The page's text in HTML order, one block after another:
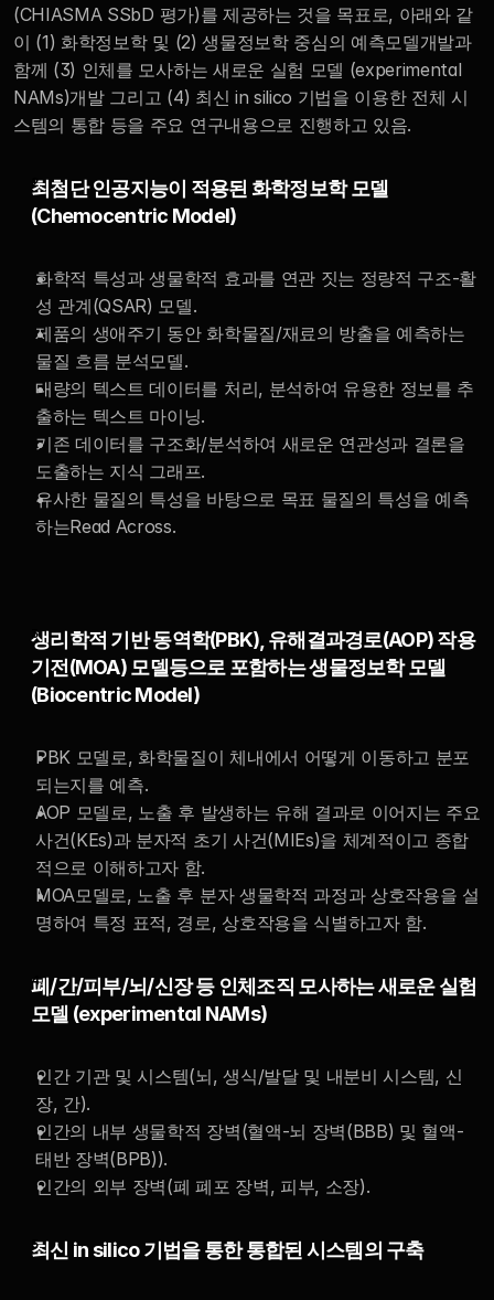
(CHIASMA SSbD 평가)를 제공하는 것을 목표로, 아래와 같
이 (1) 화학정보학 및 (2) 생물정보학 중심의 예측모델개발과
함께 (3) 인체를 모사하는 새로운 실험 모델 (experimental
NAMs)개발 그리고 (4) 최신 in silico 기법을 이용한 전체 시
스템의 통합 등을 주요 연구내용으로 진행하고 있음.
최첨단 인공지능이 적용된 화학정보학 모델
(Chemocentric Model)
화학적 특성과 생물학적 효과를 연관 짓는 정량적 구조-활
성 관계(QSAR) 모델.
제품의 생애주기 동안 화학물질/재료의 방출을 예측하는
물질 흐름 분석모델.
대량의 텍스트 데이터를 처리, 분석하여 유용한 정보를 추
출하는 텍스트 마이닝.
기존 데이터를 구조화/분석하여 새로운 연관성과 결론을
도출하는 지식 그래프.
유사한 물질의 특성을 바탕으로 목표 물질의 특성을 예측
하는Read Across.
생리학적 기반 동역학(PBK), 유해결과경로(AOP) 작용
기전(MOA) 모델등으로 포함하는 생물정보학 모델
(Biocentric Model)
PBK 모델로, 화학물질이 체내에서 어떻게 이동하고 분포
되는지를 예측.
AOP 모델로, 노출 후 발생하는 유해 결과로 이어지는 주요
사건(KEs)과 분자적 초기 사건(MIEs)을 체계적이고 종합
적으로 이해하고자 함.
MOA모델로, 노출 후 분자 생물학적 과정과 상호작용을 설
명하여 특정 표적, 경로, 상호작용을 식별하고자 함.
폐/간/피부/뇌/신장 등 인체조직 모사하는 새로운 실험
모델 (experimental NAMs)
인간 기관 및 시스템(뇌, 생식/발달 및 내분비 시스템, 신
장, 간).
인간의 내부 생물학적 장벽(혈액-뇌 장벽(BBB) 및 혈액-
태반 장벽(BPB)).
인간의 외부 장벽(폐 폐포 장벽, 피부, 소장).
최신 in silico 기법을 통한 통합된 시스템의 구축